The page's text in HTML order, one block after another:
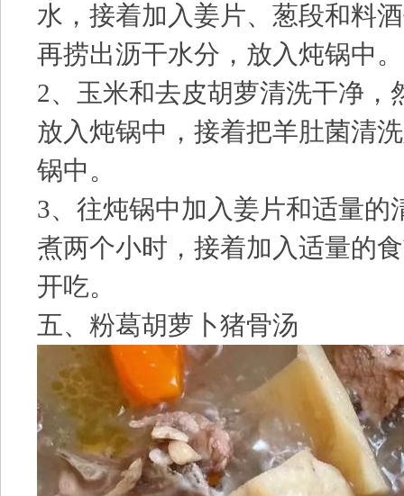
水，接着加入姜片、葱段和料
再捞出沥干水分，放入炖锅中。
2、玉米和去皮胡萝清洗干净，
放入炖锅中，接着把羊肚菌清
锅中。
3、往炖锅中加入姜片和适量的
煮两个小时，接着加入适量的
开吃。
五、粉葛胡萝卜猪骨汤